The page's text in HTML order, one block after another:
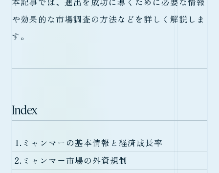
本記事では、進出を成功に導くために必要な情報
や効果的な市場調査の方法などを詳しく解説しま
す。
Index
1. ミャンマーの基本情報と経済成長率
2. ミャンマー市場の外資規制